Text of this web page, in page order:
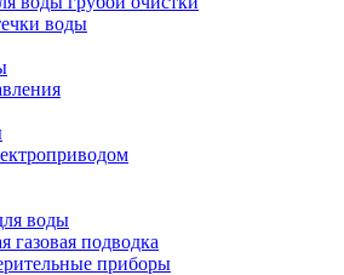
воды
воды
газовая подводка
приборы